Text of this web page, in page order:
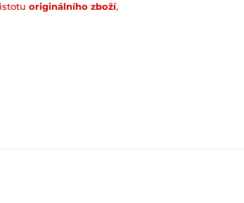
originálního zboží,